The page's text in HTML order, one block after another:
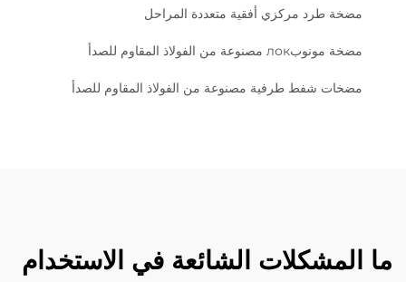
مضخة طرد مركزي أفقية متعددة المراحل
مضخة مونوبлок مصنوعة من الفولاذ المقاوم للصدأ
مضخات شفط طرفية مصنوعة من الفولاذ المقاوم للصدأ
ما المشكلات الشائعة في الاستخدام